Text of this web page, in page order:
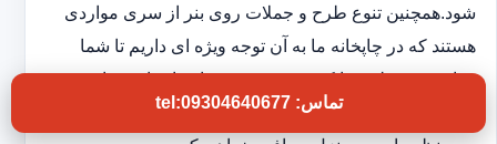
شود.همچنین تنوع طرح و جملات روی بنر از سری مواردی
هستند که در چاپخانه ما به آن توجه ویژه ای داریم تا شما
بتوانید بنر تسلیتی با کیفیت و فوری در اختیار داشته باشید.به
این ترتیب بدون اتلاف وقت و در کوتاهترین زمان بنر
تماس: tel:09304640677